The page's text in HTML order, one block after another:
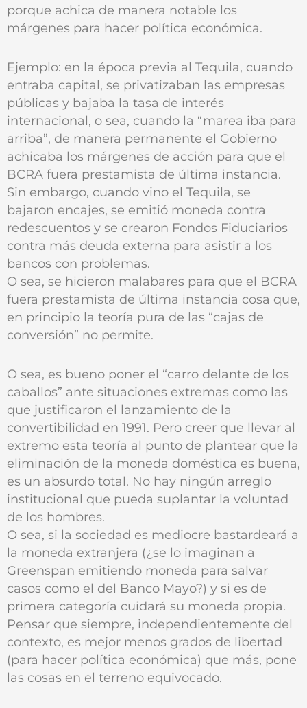
porque achica de manera notable los
márgenes para hacer política económica.
Ejemplo: en la época previa al Tequila, cuando
entraba capital, se privatizaban las empresas
públicas y bajaba la tasa de interés
internacional, o sea, cuando la “marea iba para
arriba”, de manera permanente el Gobierno
achicaba los márgenes de acción para que el
BCRA fuera prestamista de última instancia.
Sin embargo, cuando vino el Tequila, se
bajaron encajes, se emitió moneda contra
redescuentos y se crearon Fondos Fiduciarios
contra más deuda externa para asistir a los
bancos con problemas.
O sea, se hicieron malabares para que el BCRA
fuera prestamista de última instancia cosa que,
en principio la teoría pura de las “cajas de
conversión” no permite.
O sea, es bueno poner el “carro delante de los
caballos” ante situaciones extremas como las
que justificaron el lanzamiento de la
convertibilidad en 1991. Pero creer que llevar al
extremo esta teoría al punto de plantear que la
eliminación de la moneda doméstica es buena,
es un absurdo total. No hay ningún arreglo
institucional que pueda suplantar la voluntad
de los hombres.
O sea, si la sociedad es mediocre bastardeará a
la moneda extranjera (¿se lo imaginan a
Greenspan emitiendo moneda para salvar
casos como el del Banco Mayo?) y si es de
primera categoría cuidará su moneda propia.
Pensar que siempre, independientemente del
contexto, es mejor menos grados de libertad
(para hacer política económica) que más, pone
las cosas en el terreno equivocado.